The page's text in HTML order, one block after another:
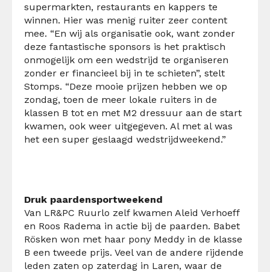
supermarkten, restaurants en kappers te
winnen. Hier was menig ruiter zeer content
mee. “En wij als organisatie ook, want zonder
deze fantastische sponsors is het praktisch
onmogelijk om een wedstrijd te organiseren
zonder er financieel bij in te schieten”, stelt
Stomps. “Deze mooie prijzen hebben we op
zondag, toen de meer lokale ruiters in de
klassen B tot en met M2 dressuur aan de start
kwamen, ook weer uitgegeven. Al met al was
het een super geslaagd wedstrijdweekend.”
Druk paardensportweekend
Van LR&PC Ruurlo zelf kwamen Aleid Verhoeff
en Roos Radema in actie bij de paarden. Babet
Rösken won met haar pony Meddy in de klasse
B een tweede prijs. Veel van de andere rijdende
leden zaten op zaterdag in Laren, waar de